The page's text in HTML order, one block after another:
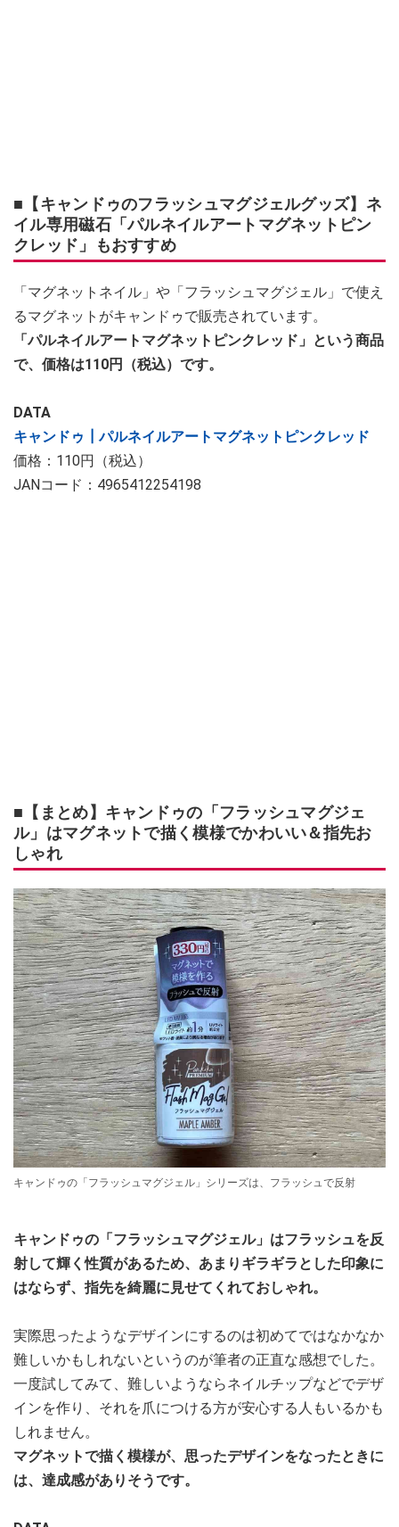
■【キャンドゥのフラッシュマグジェルグッズ】ネ
イル専用磁石「パルネイルアートマグネットピン
クレッド」もおすすめ
「マグネットネイル」や「フラッシュマグジェル」で使え
るマグネットがキャンドゥで販売されています。
「パルネイルアートマグネットピンクレッド」という商品
で、価格は110円（税込）です。
DATA
キャンドゥ┃パルネイルアートマグネットピンクレッド
価格：110円（税込）
JANコード：4965412254198
■【まとめ】キャンドゥの「フラッシュマグジェ
ル」はマグネットで描く模様でかわいい＆指先お
しゃれ
キャンドゥの「フラッシュマグジェル」シリーズは、フラッシュで反射
キャンドゥの「フラッシュマグジェル」はフラッシュを反
射して輝く性質があるため、あまりギラギラとした印象に
はならず、指先を綺麗に見せてくれておしゃれ。
実際思ったようなデザインにするのは初めてではなかなか
難しいかもしれないというのが筆者の正直な感想でした。
一度試してみて、難しいようならネイルチップなどでデザ
インを作り、それを爪につける方が安心する人もいるかも
しれません。
マグネットで描く模様が、思ったデザインをなったときに
は、達成感がありそうです。